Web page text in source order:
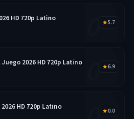
HD 720p Latino
5.7
2026 HD 720p Latino
6.9
HD 720p Latino
0.0